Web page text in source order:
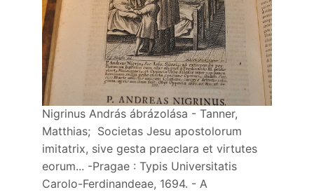
Nigrinus András ábrázolása - Tanner,
Matthias; Societas Jesu apostolorum
imitatrix, sive gesta praeclara et virtutes
eorum... -Pragae : Typis Universitatis
Carolo-Ferdinandeae, 1694. - A